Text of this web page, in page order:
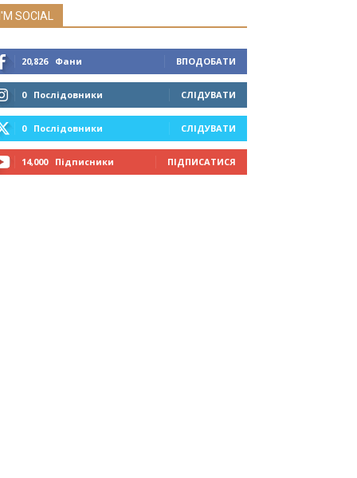
I'M SOCIAL
20,826 Фани ВПОДОБАТИ
0 Послідовники СЛІДУВАТИ
0 Послідовники СЛІДУВАТИ
14,000 Підписники ПІДПИСАТИСЯ